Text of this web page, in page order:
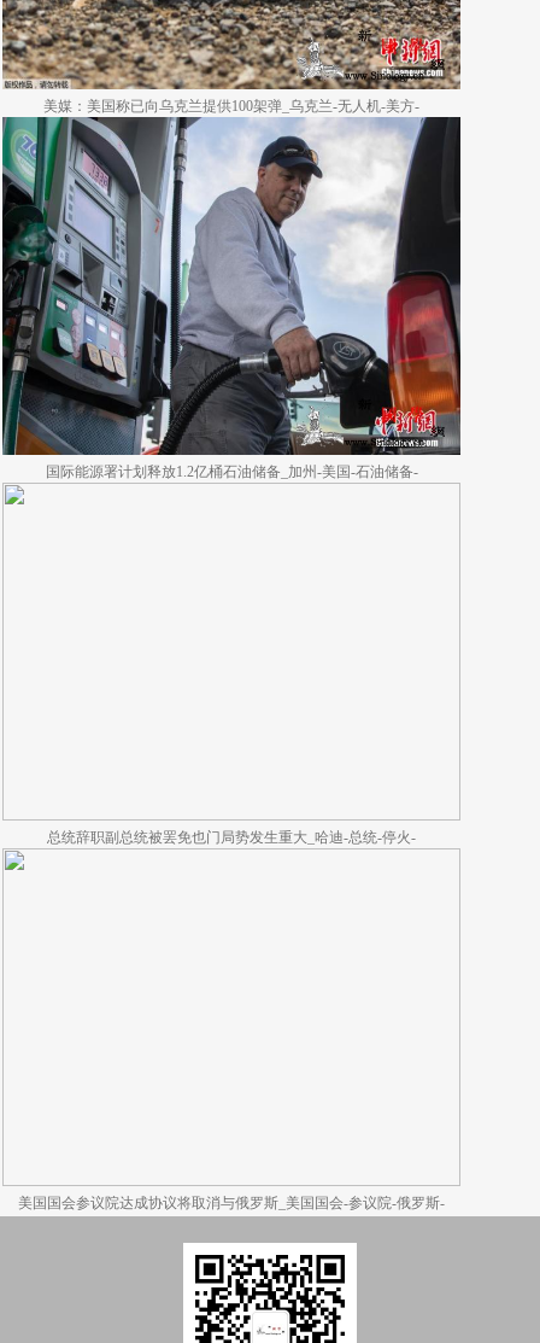
美媒：美国称已向乌克兰提供100架弹_乌克兰-无人机-美方-
国际能源署计划释放1.2亿桶石油储备_加州-美国-石油储备-
总统辞职副总统被罢免也门局势发生重大_哈迪-总统-停火-
美国国会参议院达成协议将取消与俄罗斯_美国国会-参议院-俄罗斯-